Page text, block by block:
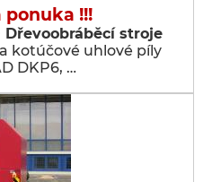
!!!
stroje
kotúčové uhlové píly
DKP6, …